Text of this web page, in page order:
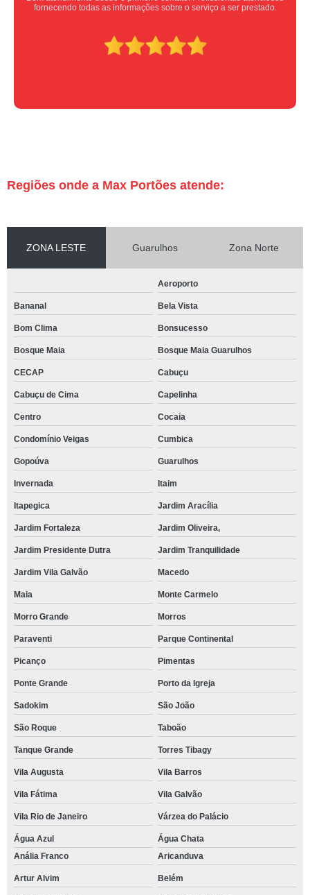
Super indico.
Regiões onde a Max Portões atende:
ZONA LESTE Guarulhos Zona Norte
Aeroporto
Bananal Bela Vista
Bom Clima Bonsucesso
Bosque Maia Bosque Maia Guarulhos
CECAP Cabuçu
Cabuçu de Cima Capelinha
Centro Cocaia
Condomínio Veigas Cumbica
Gopoúva Guarulhos
Invernada Itaim
Itapegica Jardim Aracília
Jardim Fortaleza Jardim Oliveira,
Jardim Presidente Dutra Jardim Tranquilidade
Jardim Vila Galvão Macedo
Maia Monte Carmelo
Morro Grande Morros
Paraventi Parque Continental
Picanço Pimentas
Ponte Grande Porto da Igreja
Sadokim São João
São Roque Taboão
Tanque Grande Torres Tibagy
Vila Augusta Vila Barros
Vila Fátima Vila Galvão
Vila Rio de Janeiro Várzea do Palácio
Água Azul
Água Chata
Anália Franco
Aricanduva
Artur Alvim Belém